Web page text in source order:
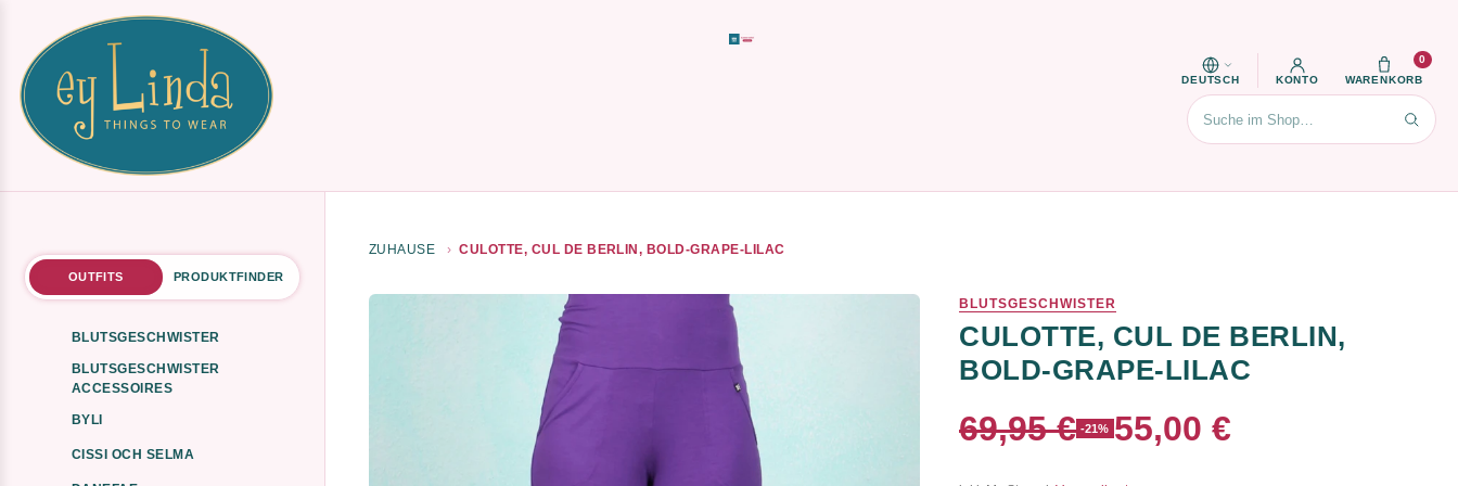
DEUTSCH KONTO WARENKORB
0
Suchen
OUTFITS PRODUKTFINDER
BLUTSGESCHWISTER
BLUTSGESCHWISTER
ACCESSOIRES
BYLI
CISSI OCH SELMA
ZUHAUSE CULOTTE, CUL DE BERLIN, BOLD-GRAPE-LILAC
BLUTSGESCHWISTER
CULOTTE, CUL DE BERLIN,
BOLD-GRAPE-LILAC
69,95 € -21% 55,00 €